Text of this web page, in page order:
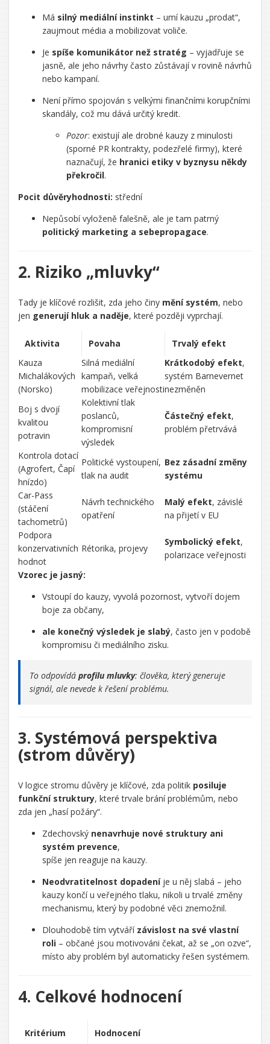
Má silný mediální instinkt – umí kauzu „prodat“,
zaujmout média a mobilizovat voliče.
Je spíše komunikátor než stratég – vyjadřuje se
jasně, ale jeho návrhy často zůstávají v rovině návrhů
nebo kampaní.
Není přímo spojován s velkými finančními korupčními
skandály, což mu dává určitý kredit.
Pozor: existují ale drobné kauzy z minulosti
(sporné PR kontrakty, podezřelé firmy), které
naznačují, že hranici etiky v byznysu někdy
překročil.
Pocit důvěryhodnosti: střední
Nepůsobí vyloženě falešně, ale je tam patrný
politický marketing a sebepropagace.
2. Riziko „mluvky“
Tady je klíčové rozlišit, zda jeho činy mění systém, nebo
jen generují hluk a naděje, které později vyprchají.
Aktivita Povaha
Trvalý efekt
Kauza
Michalákových
(Norsko)
Silná mediální
kampaň, velká
mobilizace veřejnosti
Krátkodobý efekt,
systém Barnevernet
nezměněn
Boj s dvojí
kvalitou
potravin
Kolektivní tlak
poslanců,
kompromisní
výsledek
Částečný efekt,
problém přetrvává
Kontrola dotací
(Agrofert, Čapí
hnízdo)
Politické vystoupení,
tlak na audit
Bez zásadní změny
systému
Car-Pass
(stáčení
tachometrů)
Návrh technického
opatření
Malý efekt, závislé
na přijetí v EU
Podpora
konzervativních
hodnot
Rétorika, projevy
Symbolický efekt,
polarizace veřejnosti
Vzorec je jasný:
Vstoupí do kauzy, vyvolá pozornost, vytvoří dojem
boje za občany,
ale konečný výsledek je slabý, často jen v podobě
kompromisu či mediálního zisku.
To odpovídá profilu mluvky: člověka, který generuje
signál, ale nevede k řešení problému.
3. Systémová perspektiva
(strom důvěry)
V logice stromu důvěry je klíčové, zda politik posiluje
funkční struktury, které trvale brání problémům, nebo
zda jen „hasí požáry“.
Zdechovský nenavrhuje nové struktury ani
systém prevence,
spíše jen reaguje na kauzy.
Neodvratitelnost dopadeníje u něj slabá – jeho
kauzy končí u veřejného tlaku, nikoli u trvalé změny
mechanismu, který by podobné věci znemožnil.
Dlouhodobě tím vytváří závislost na své vlastní
roli – občané jsou motivováni čekat, až se „on ozve“,
místo aby problém byl automaticky řešen systémem.
4. Celkové hodnocení
Kritérium Hodnocení